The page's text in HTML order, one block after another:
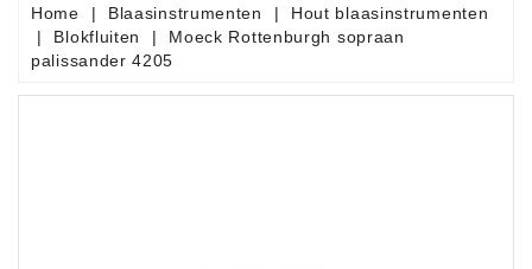
In
De
Regio
Home Blaasinstrumenten
Hout blaasinstrumenten
Blokfluiten
Moeck Rottenburgh sopraan
palissander 4205